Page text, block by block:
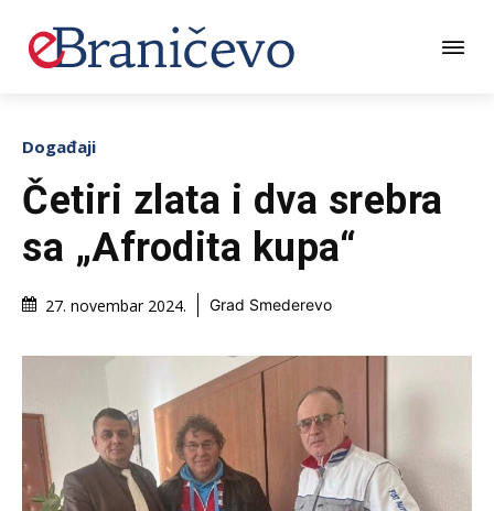
Događaji
Četiri zlata i dva srebra
sa „Afrodita kupa“
27. novembar 2024. Grad Smederevo